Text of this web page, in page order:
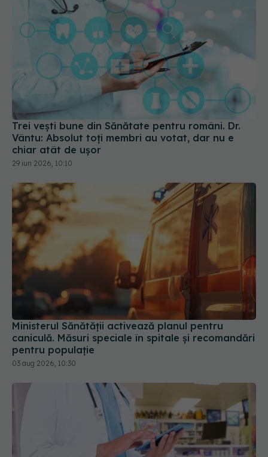
Trei vești bune din Sănătate pentru români. Dr.
Vântu: Absolut toți membri au votat, dar nu e
chiar atât de ușor
29 iun 2026, 10:10
Ministerul Sănătății activează planul pentru
caniculă. Măsuri speciale în spitale și recomandări
pentru populație
03 aug 2026, 10:30